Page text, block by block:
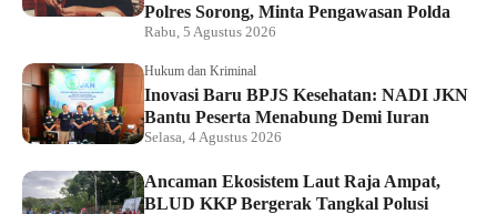
Polres Sorong, Minta Pengawasan Polda
Rabu, 5 Agustus 2026
Hukum dan Kriminal
Inovasi Baru BPJS Kesehatan: NADI JKN
Bantu Peserta Menabung Demi Iuran
Selasa, 4 Agustus 2026
Ancaman Ekosistem Laut Raja Ampat,
BLUD KKP Bergerak Tangkal Polusi